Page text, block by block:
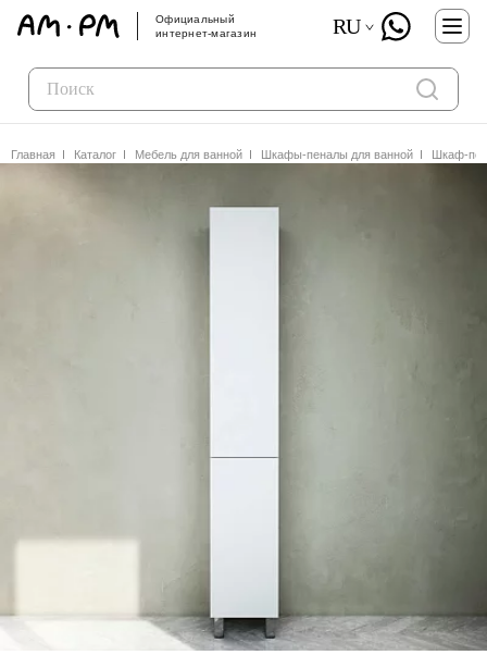
Официальный
интернет-магазин
RU
Главная Каталог Мебель для ванной Шкафы-пеналы для ванной Шкаф-